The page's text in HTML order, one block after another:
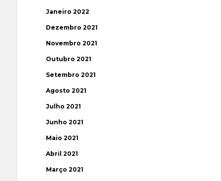
Janeiro 2022
Dezembro 2021
Novembro 2021
Outubro 2021
Setembro 2021
Agosto 2021
Julho 2021
Junho 2021
Maio 2021
Abril 2021
Março 2021